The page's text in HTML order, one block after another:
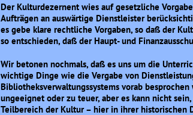
Der Kulturdezernent wies auf gesetzliche
Aufträgen an auswärtige Dienstleister
es gebe klare rechtliche Vorgaben, so daß der
so entschieden, daß der Haupt- und
Wir betonen nochmals, daß es uns um die
wichtige Dinge wie die Vergabe von
Bibliotheksverwaltungssystems vorab
ungeeignet oder zu teuer, aber es kann nicht
Teilbereich der Kultur – hier in ihrer historischen